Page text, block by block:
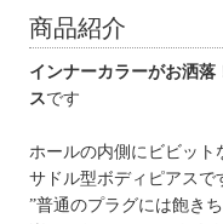
商品紹介
インナーカラーがお洒
スです
ホールの内側にビビッ
サドル型ボディピアスで
”普通のプラグには飽き